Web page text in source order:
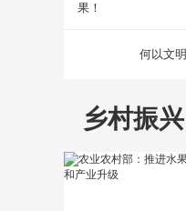
果！
何以文明
乡村振兴